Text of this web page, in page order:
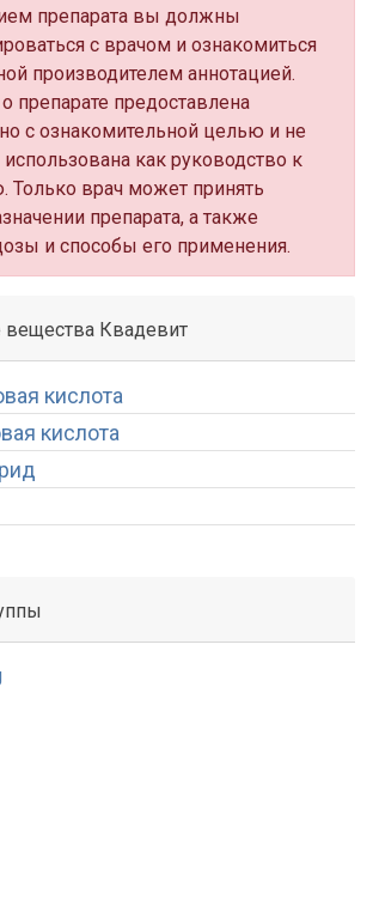
препарата вы должны
с врачом и ознакомиться
производителем аннотацией.
препарате предоставлена
с ознакомительной целью и не
как руководство к
Только врач может принять
препарата, а также
и способы его применения.
Квадевит
кислота
кислота